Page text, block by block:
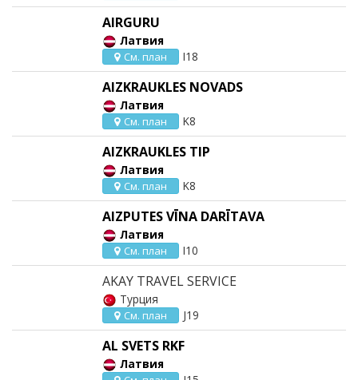
AIRGURU
Латвия
См. план I18
AIZKRAUKLES NOVADS
Латвия
См. план K8
AIZKRAUKLES TIP
Латвия
См. план K8
AIZPUTES VĪNA DARĪTAVA
Латвия
См. план I10
AKAY TRAVEL SERVICE
Турция
См. план J19
AL SVETS RKF
Латвия